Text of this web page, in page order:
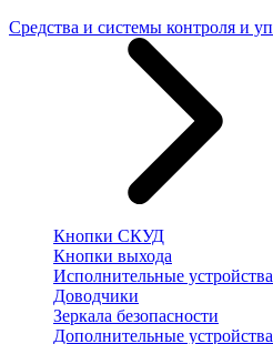
Средства и системы контроля и
Кнопки СКУД
Кнопки выхода
Исполнительные
Доводчики
Зеркала безопасности
Дополнительные